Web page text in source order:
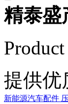
精泰盛
提供优
新能源汽车配件